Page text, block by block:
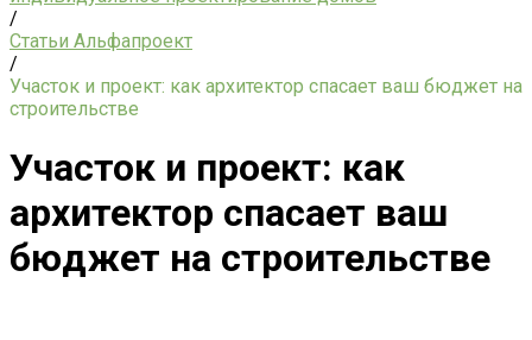
/
Статьи Альфапроект
/
Участок и проект: как архитектор спасает ваш бюджет на
строительстве
Участок и проект: как
архитектор спасает ваш
бюджет на строительстве